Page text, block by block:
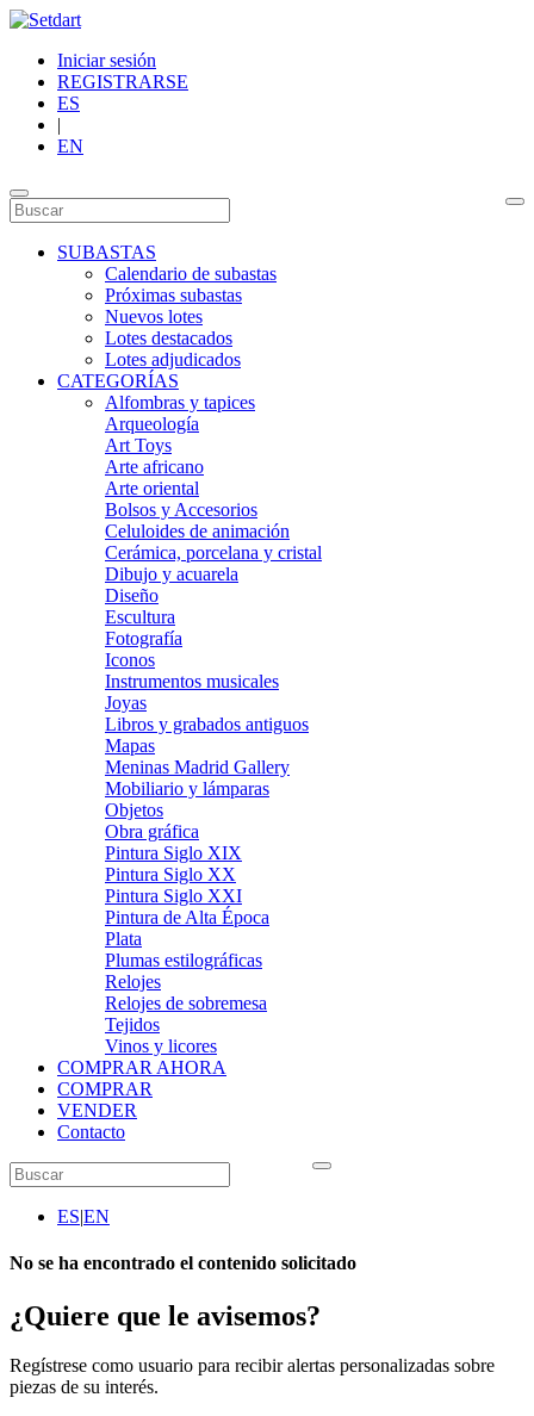
Iniciar sesión
REGISTRARSE
ES
|
EN
SUBASTAS
Calendario de subastas
Próximas subastas
Nuevos lotes
Lotes destacados
Lotes adjudicados
CATEGORÍAS
Alfombras y tapices
Arqueología
Art Toys
Arte africano
Arte oriental
Bolsos y Accesorios
Celuloides de animación
Cerámica, porcelana y cristal
Dibujo y acuarela
Diseño
Escultura
Fotografía
Iconos
Instrumentos musicales
Joyas
Libros y grabados antiguos
Mapas
Meninas Madrid Gallery
Mobiliario y lámparas
Objetos
Obra gráfica
Pintura Siglo XIX
Pintura Siglo XX
Pintura Siglo XXI
Pintura de Alta Época
Plata
Plumas estilográficas
Relojes
Relojes de sobremesa
Tejidos
Vinos y licores
COMPRAR AHORA
COMPRAR
VENDER
Contacto
ES|EN
No se ha encontrado el contenido solicitado
¿Quiere que le avisemos?
Regístrese como usuario para recibir alertas personalizadas sobre
piezas de su interés.